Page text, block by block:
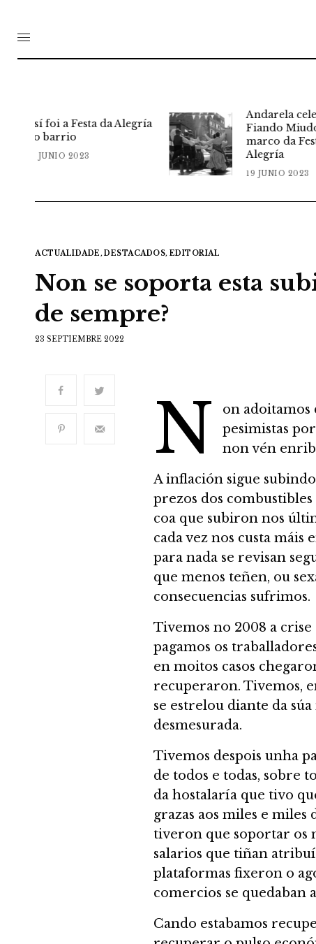
Andarela celebrou
Fiando Miudo 2023 no
marco da Festa da
19 JUNIO 2023
ACTUALIDADE,DESTACADOS, EDITORIAL
Non se soporta esta
de sempre?
23 SEPTIEMBRE 2022
N
on adoitamos
pesimistas
non vén
A inflación sigue
prezos dos
coa que subiron nos
cada vez nos custa
para nada se revisan
que menos teñen, ou
consecuencias sufrimos.
Tivemos no 2008 a
pagamos os
en moitos casos
recuperaron. Tivemos,
se estrelou diante da
desmesurada.
Tivemos despois unha
de todos e todas, sobre
da hostalaría que tivo
grazas aos miles e
tiveron que soportar os
salarios que tiñan
plataformas fixeron o
comercios se quedaban
Cando estabamos